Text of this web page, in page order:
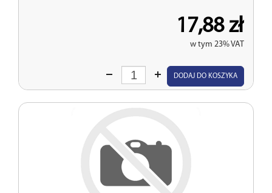
17,88 zł
w tym 23% VAT
Wprowadź
DODAJ DO KOSZYKA